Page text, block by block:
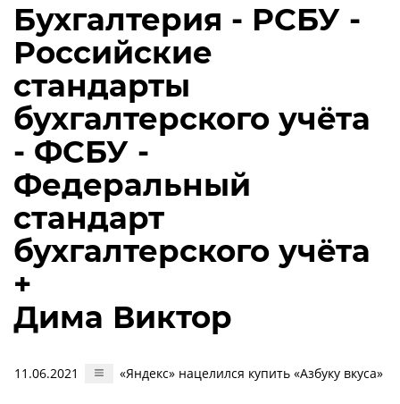
Бухгалтерия - РСБУ -
Российские
стандарты
бухгалтерского учёта
- ФСБУ -
Федеральный
стандарт
бухгалтерского учёта
+
Дима Виктор
11.06.2021 «Яндекс» нацелился купить «Азбуку вкуса»